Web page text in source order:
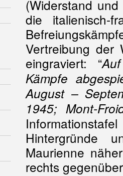
(Widerstand
die italienisch-
Vertreibung der
eingraviert: “
Kämpfe
August –
1945; Mont-
Hintergründe
Maurienne
rechts